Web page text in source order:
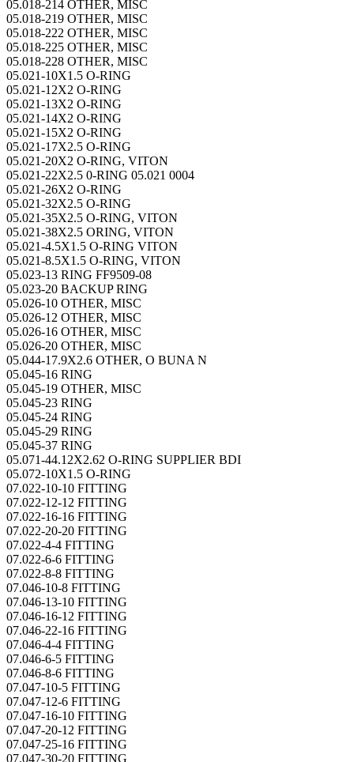
05.018-214 OTHER, MISC
05.018-219 OTHER, MISC
05.018-222 OTHER, MISC
05.018-225 OTHER, MISC
05.018-228 OTHER, MISC
05.021-10X1.5 O-RING
05.021-12X2 O-RING
05.021-13X2 O-RING
05.021-14X2 O-RING
05.021-15X2 O-RING
05.021-17X2.5 O-RING
05.021-20X2 O-RING, VITON
05.021-22X2.5 0-RING 05.021 0004
05.021-26X2 O-RING
05.021-32X2.5 O-RING
05.021-35X2.5 O-RING, VITON
05.021-38X2.5 ORING, VITON
05.021-4.5X1.5 O-RING VITON
05.021-8.5X1.5 O-RING, VITON
05.023-13 RING FF9509-08
05.023-20 BACKUP RING
05.026-10 OTHER, MISC
05.026-12 OTHER, MISC
05.026-16 OTHER, MISC
05.026-20 OTHER, MISC
05.044-17.9X2.6 OTHER, O BUNA N
05.045-16 RING
05.045-19 OTHER, MISC
05.045-23 RING
05.045-24 RING
05.045-29 RING
05.045-37 RING
05.071-44.12X2.62 O-RING SUPPLIER BDI
05.072-10X1.5 O-RING
07.022-10-10 FITTING
07.022-12-12 FITTING
07.022-16-16 FITTING
07.022-20-20 FITTING
07.022-4-4 FITTING
07.022-6-6 FITTING
07.022-8-8 FITTING
07.046-10-8 FITTING
07.046-13-10 FITTING
07.046-16-12 FITTING
07.046-22-16 FITTING
07.046-4-4 FITTING
07.046-6-5 FITTING
07.046-8-6 FITTING
07.047-10-5 FITTING
07.047-12-6 FITTING
07.047-16-10 FITTING
07.047-20-12 FITTING
07.047-25-16 FITTING
07.047-30-20 FITTING